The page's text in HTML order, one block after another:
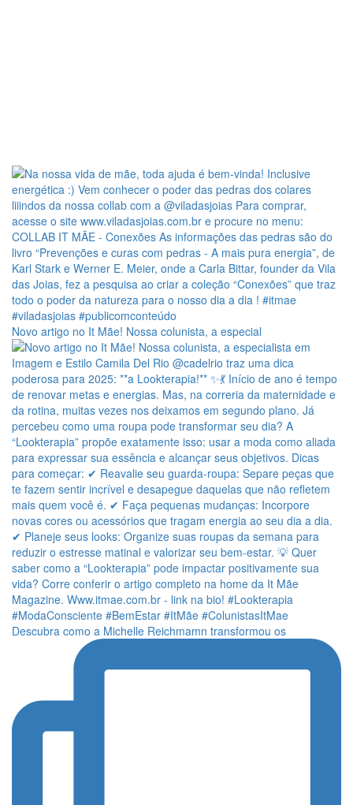
Novo artigo no It Mãe! Nossa colunista, a especial
Descubra como a Michelle Reichmamn transformou os